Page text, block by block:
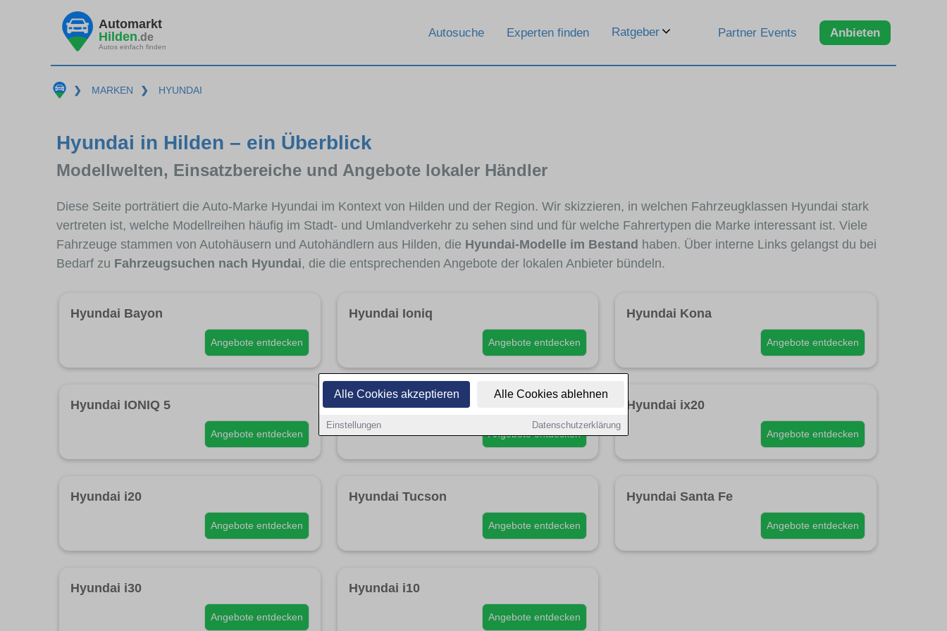
Alle Cookies akzeptieren Alle Cookies ablehnen
Einstellungen Datenschutzerklärung
Automarkt
Hilden.de
Autos einfach finden
Autosuche Experten finden Ratgeber Partner Events Anbieten
❯ MARKEN ❯ HYUNDAI
Hyundai in Hilden – ein Überblick
Modellwelten, Einsatzbereiche und Angebote lokaler Händler
Diese Seite porträtiert die Auto-Marke Hyundai im Kontext von Hilden und der Region. Wir skizzieren, in welchen Fahrzeugklassen Hyundai stark
vertreten ist, welche Modellreihen häufig im Stadt- und Umlandverkehr zu sehen sind und für welche Fahrertypen die Marke interessant ist. Viele
Fahrzeuge stammen von Autohäusern und Autohändlern aus Hilden, die Hyundai-Modelle im Bestand haben. Über interne Links gelangst du bei
Bedarf zu Fahrzeugsuchen nach Hyundai, die die entsprechenden Angebote der lokalen Anbieter bündeln.
Hyundai Bayon
Angebote entdecken
Hyundai Ioniq
Angebote entdecken
Hyundai Kona
Angebote entdecken
Hyundai IONIQ 5
Angebote entdecken
Hyundai ix35
Angebote entdecken
Hyundai ix20
Angebote entdecken
Hyundai i20
Angebote entdecken
Hyundai Tucson
Angebote entdecken
Hyundai Santa Fe
Angebote entdecken
Hyundai i30
Angebote entdecken
Hyundai i10
Angebote entdecken